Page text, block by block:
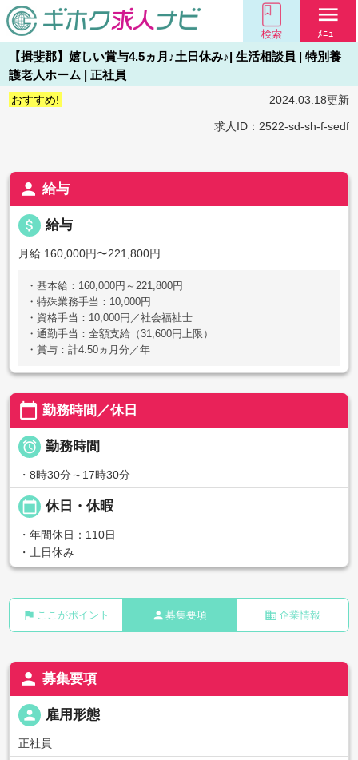
検索
menu
ﾒﾆｭｰ
【揖斐郡】嬉しい賞与4.5ヵ月♪土日休み♪| 生活相談員 | 特別養
護老人ホーム | 正社員
おすすめ! 2024.03.18更新
求人ID：2522-sd-sh-f-sedf
person 給与
attach_money 給与
月給 160,000円〜221,800円
・基本給：160,000円～221,800円
・特殊業務手当：10,000円
・資格手当：10,000円／社会福祉士
・通勤手当：全額支給（31,600円上限）
・賞与：計4.50ヵ月分／年
calendar_today 勤務時間／休日
 勤務時間
・8時30分～17時30分
calendar_today 休日・休暇
・年間休日：110日
・土日休み
flag ここがポイント person 募集要項 business 企業情報
person 募集要項
person 雇用形態
正社員